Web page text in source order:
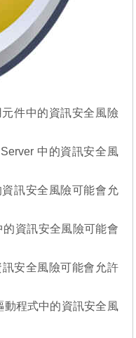
元件中的資訊安全風險
中的資訊安全風
資訊安全風險可能會允
資訊安全風險可能會
安全風險可能會允許
動程式中的資訊安全風